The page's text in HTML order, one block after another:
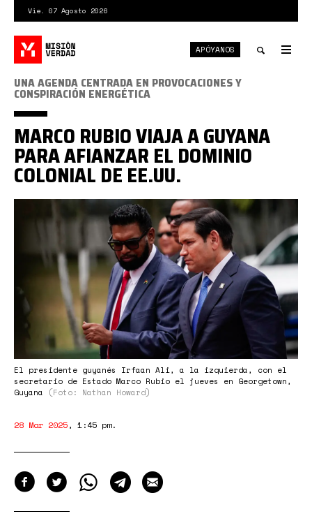
contenido
principal
Vie. 07 Agosto 2026
APÓYANOS
presidente
guyanés,
Irfaan
Ali,
la
izquierda,
con
el
secretario
Estado
Marco
El presidente guyanés Irfaan Ali, a la izquierda, con el
secretario de Estado Marco Rubio el jueves en Georgetown,
Guyana
(Foto: Nathan Howard)
UNA AGENDA CENTRADA EN PROVOCACIONES Y
CONSPIRACIÓN ENERGÉTICA
MARCO RUBIO VIAJA A GUYANA
PARA AFIANZAR EL DOMINIO
COLONIAL DE EE.UU.
28 Mar 2025, 1:45 pm.